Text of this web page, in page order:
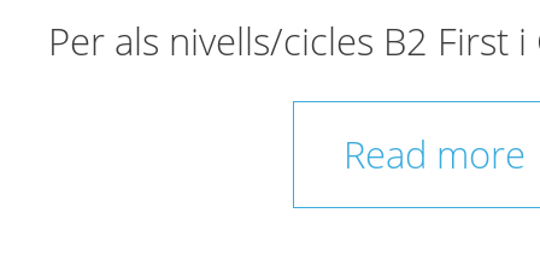
Per als nivells/cicles B2 First
Read more